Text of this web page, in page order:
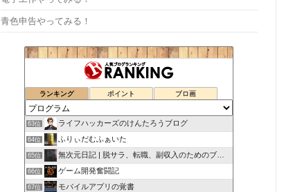
青色申告やってみる！
ランキング ポイント ブロ画
63位 ライフハッカーズのけんたろうブログ
64位 ふりぃだむふぁいた
65位 無次元日記 | 脱サラ、転職、副収入のためのブログ
66位 ゲーム開発奮闘記
67位 モバイルアプリの覚書